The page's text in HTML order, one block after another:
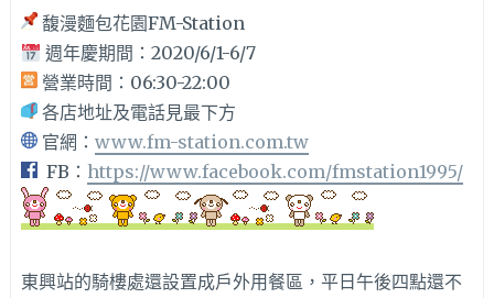
馥漫麵包花園FM-Station
週年慶期間：2020/6/1-6/7
營業時間：06:30-22:00
各店地址及電話見最下方
官網： www.fm-station.com.tw
FB： https://www.facebook.com/fmstation1995/
東興站的騎樓處還設置成戶外用餐區，平日午後四點還不